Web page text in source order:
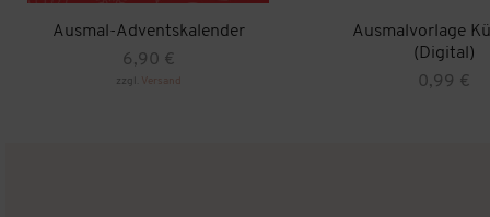
Ausmal-Adventskalender
6,90 €
zzgl. Versand
Ausmalvorlage
(Digital)
0,99 €